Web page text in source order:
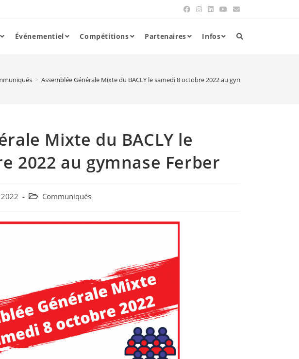
Événementiel Compétitions Partenaires Infos
> Assemblée Générale Mixte du BACLY le samedi 8 octobre 2022 au gymnase Ferber
Mixte du BACLY le
2022 au gymnase Ferber
Post Communiqués